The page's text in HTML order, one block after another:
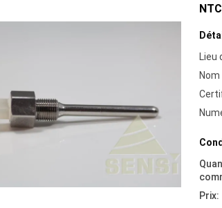
Lieu
Prix: